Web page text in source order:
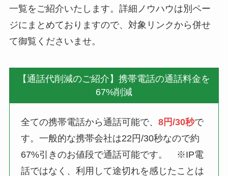
一覧をご紹介いたします。詳細ノウハウは別ペー
ジにまとめておりますので、対象リンクから併せ
て御覧くださいませ。
【通話代削減のご紹介】携帯電話の通話料金を
67%削減
全ての携帯電話から通話可能で、8円/30秒で
す。一般的な携帯会社は22円/30秒なので約
67%引きのお値段で通話可能です。 ※IP電
話ではなく、利用して途切れを感じたことは